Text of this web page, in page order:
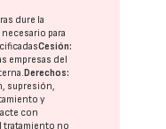
dure la
para
Cesión:
empresas del
Derechos:
supresión,
y
con
tratamiento no